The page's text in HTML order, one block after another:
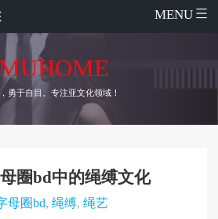
MENU
勇于自目。专注亚文化领域！
圈bd中的绳缚文化
母圈bd, 绳缚, 绳艺